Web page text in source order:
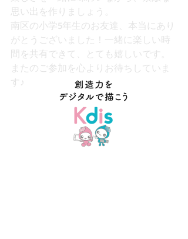
思い出を作りましょう。
南区の小学5年生のお友達、本当にあり
がとうございました！一緒に楽しい時
間を共有できて、とても嬉しいです。
またのご参加を心よりお待ちしていま
す♪